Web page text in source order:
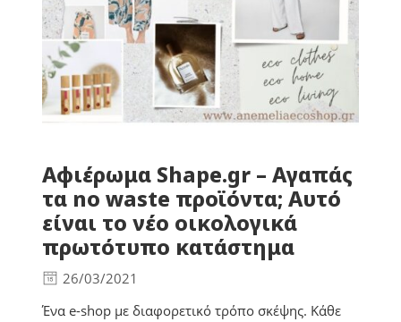
Αφιέρωμα Shape.gr – Αγαπάς
τα no waste προϊόντα; Αυτό
είναι το νέο οικολογικά
πρωτότυπο κατάστημα
26/03/2021
Ένα e-shop με διαφορετικό τρόπο σκέψης. Κάθε